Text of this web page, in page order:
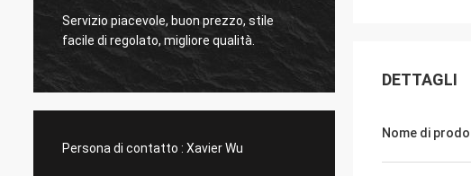
Ciao, Johnson, sistema prego 12000 metri
2808 di tubo magro, colore dell'avorio.
Persona di contatto : Xavier Wu
DETTAGLI
Nome di